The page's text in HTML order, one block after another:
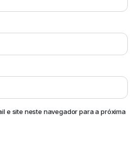
e site neste navegador para a próxima